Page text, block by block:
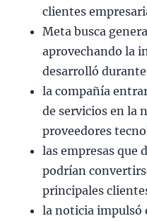
clientes
Meta busca
aprovechando la
desarrolló
la compañía
de servicios en la
proveedores
las empresas que
podrían
principales
la noticia impulsó